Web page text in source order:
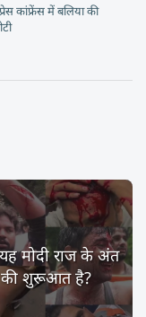
कांफ्रेंस में बलिया की
मोदी राज के अंत
की शुरूआत है?